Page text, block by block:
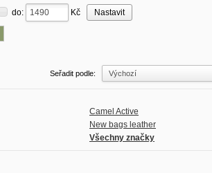
do: Kč
Seřadit podle:
Camel Active
New bags leather
Všechny značky